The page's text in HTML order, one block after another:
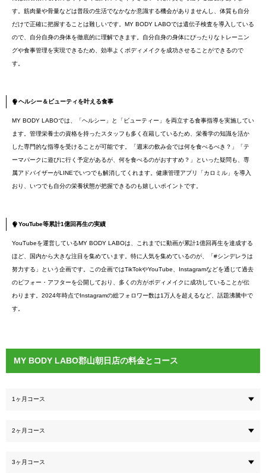
す。筋肉量や骨量などは普段の生活でなかなか意識する機会がありませんし、体質も自分
だけで正確に把握することは難しいです。MY BODY LABOでは遺伝子検査を導入している
ので、自分自身の身体を徹底的に理解できます。自分自身の身体にぴったりなトレーニン
グや食事管理を実現できるため、効率よくボディメイクを成功させることができるので
す。
ヘルシー＆ビューティを叶える食事
MY BODY LABOでは、「ヘルシー」と「ビューティー」を両立する食事指導を実施してい
ます。管理栄養士の資格を持ったスタッフも多く在籍しているため、栄養学の知識を活か
した専門的な指導を受けることが可能です。「週末の飲み会では何を食べるべき？」「テ
ーマパークに遊びに行く予定があるが、何を食べるのがおすすめ？」といった疑問も、専
属アドバイザーがLINEでいつでも解消してくれます。健康管理アプリ「カロミル」を導入
おり、いつでも自分の栄養状態が把握できるのも嬉しいポイントです。
YouTube等累計1億回再生の実績
YouTubeを運営しているMY BODY LABOは、これまでに動画が累計1億回再生を達成する
ほど、国内から大きな注目を集めています。特に人気を集めているのが、「#シンデレラは
努力する」という企画です。この企画ではTikTokやYouTube、Instagramなどを通じて過去
のビフォー・アフターを公開しており、多くの方がボディメイクに成功していることが伝
わります。2024年時点でInstagramの総フォロワー数は1万人を超えるなど、話題沸騰中で
す。
MY BODY LABO郡山朝日店の料金とコース
1ヶ月コース
2ヶ月コース
3ヶ月コース